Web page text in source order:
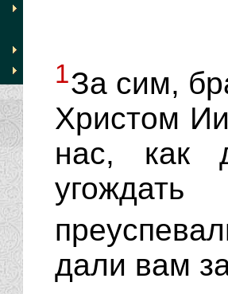
1За сим,
Христом
нас, как
дали вам